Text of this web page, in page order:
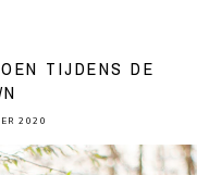
TIJDENS DE
2020